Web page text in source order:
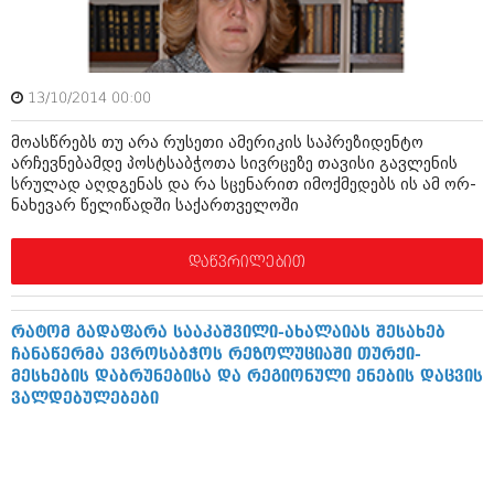
იანვარი 2016 (206)
დეკემბერი 2015 (207)
ნოემბერი 2015 (264)
სექტემბერი 2015 (215)
აგვისტო 2015 (286)
ივლისი 2015 (173)
ივნისი 2015 (261)
მაისი 2015 (194)
აპრილი 2015 (208)
თებერვალი 2015 (286)
დეკემბერი 2014 (342)
ნოემბერი 2014 (290)
ოქტომბერი 2014 (292)
სექტემბერი 2014 (394)
აგვისტო 2014 (248)
13/10/2014 00:00
მოასწრებს თუ არა რუსეთი ამერიკის საპრეზიდენტო
არჩევნებამდე პოსტსაბჭოთა სივრცეზე თავისი გავლენის
სრულად აღდგენას და რა სცენარით იმოქმედებს ის ამ ორ-
ნახევარ წელიწადში საქართველოში
დაწვრილებით
რატომ გადაფარა სააკაშვილი-ახალაიას შესახებ
ჩანაწერმა ევროსაბჭოს რეზოლუციაში თურქი-
მესხების დაბრუნებისა და რეგიონული ენების დაცვის
ვალდებულებები